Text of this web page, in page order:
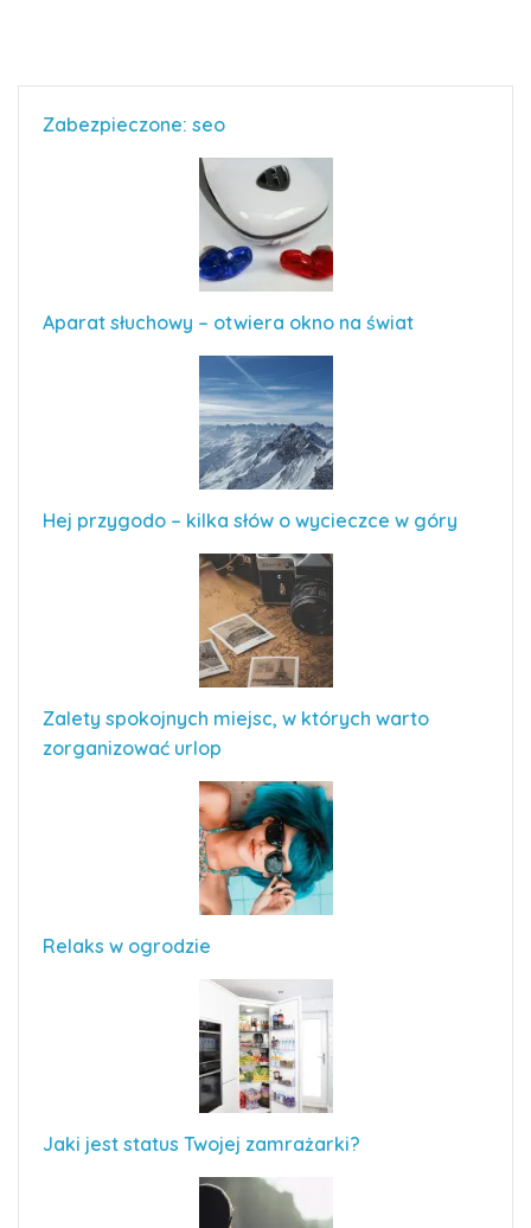
Zabezpieczone: seo
Aparat słuchowy – otwiera okno na świat
Hej przygodo – kilka słów o wycieczce w góry
Zalety spokojnych miejsc, w których warto
zorganizować urlop
Relaks w ogrodzie
Jaki jest status Twojej zamrażarki?